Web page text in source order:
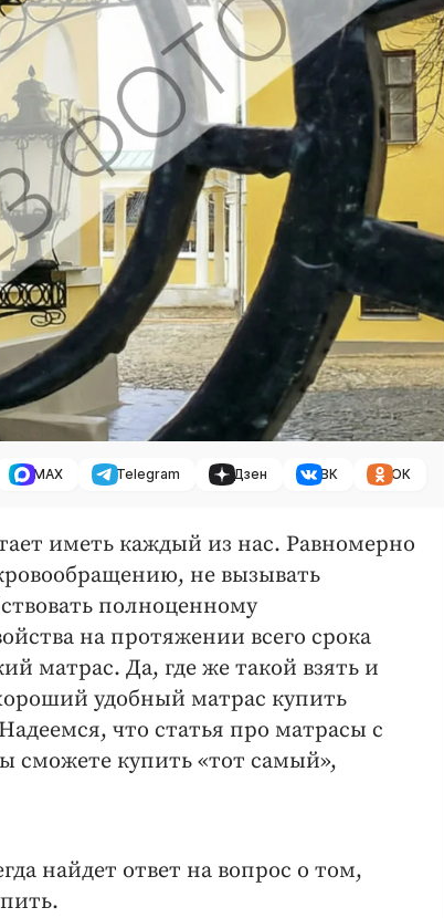
MAX Telegram Дзен ВК ОК
иметь каждый из нас. Равномерно
не вызывать
полноценному
на протяжении всего срока
матрас. Да, где же такой взять и
удобный матрас купить
что статья про матрасы с
сможете купить «тот самый»,
найдет ответ на вопрос о том,